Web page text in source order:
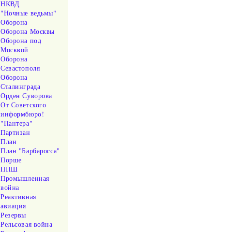
НКВД
"Ночные ведьмы"
Оборона
Оборона Москвы
Оборона под
Москвой
Оборона
Севастополя
Оборона
Сталинграда
Орден Суворова
От Советского
информбюро!
"Пантера"
Партизан
План
План "Барбаросса"
Порше
ППШ
Промышленная
война
Реактивная
авиация
Резервы
Рельсовая война